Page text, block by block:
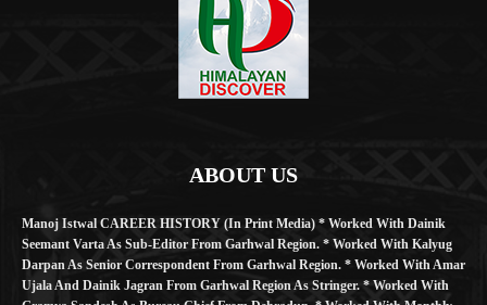
ABOUT US
Manoj Istwal CAREER HISTORY (in Print Media) * Worked With Dainik
Seemant Varta As Sub-Editor From Garhwal Region. * Worked With Kalyug
Darpan As Senior Correspondent From Garhwal Region. * Worked With Amar
Ujala And Dainik Jagran From Garhwal Region As Stringer. * Worked With